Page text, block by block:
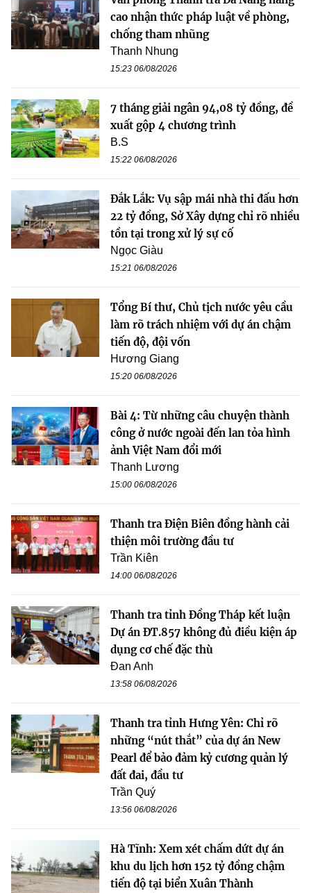
cao nhận thức pháp luật về phòng,
chống tham nhũng
Thanh Nhung
15:23 06/08/2026
7 tháng giải ngân 94,08 tỷ đồng, đề
xuất gộp 4 chương trình
B.S
15:22 06/08/2026
Đắk Lắk: Vụ sập mái nhà thi đấu hơn
22 tỷ đồng, Sở Xây dựng chỉ rõ nhiều
tồn tại trong xử lý sự cố
Ngọc Giàu
15:21 06/08/2026
Tổng Bí thư, Chủ tịch nước yêu cầu
làm rõ trách nhiệm với dự án chậm
tiến độ, đội vốn
Hương Giang
15:20 06/08/2026
Bài 4: Từ những câu chuyện thành
công ở nước ngoài đến lan tỏa hình
ảnh Việt Nam đổi mới
Thanh Lương
15:00 06/08/2026
Thanh tra Điện Biên đồng hành cải
thiện môi trường đầu tư
Trần Kiên
14:00 06/08/2026
Thanh tra tỉnh Đồng Tháp kết luận
Dự án ĐT.857 không đủ điều kiện áp
dụng cơ chế đặc thù
Đan Anh
13:58 06/08/2026
Thanh tra tỉnh Hưng Yên: Chỉ rõ
những “nút thắt” của dự án New
Pearl để bảo đảm kỷ cương quản lý
đất đai, đầu tư
Trần Quý
13:56 06/08/2026
Hà Tĩnh: Xem xét chấm dứt dự án
khu du lịch hơn 152 tỷ đồng chậm
tiến độ tại biển Xuân Thành